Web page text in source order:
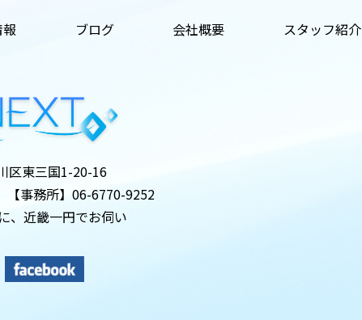
ブログ 会社概要 スタッフ紹介
区東三国1-20-16
【事務所】 06-6770-9252
、近畿一円でお伺い